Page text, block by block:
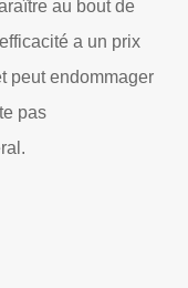
de la maison.
équipe. Cela est
à faire.
de protection